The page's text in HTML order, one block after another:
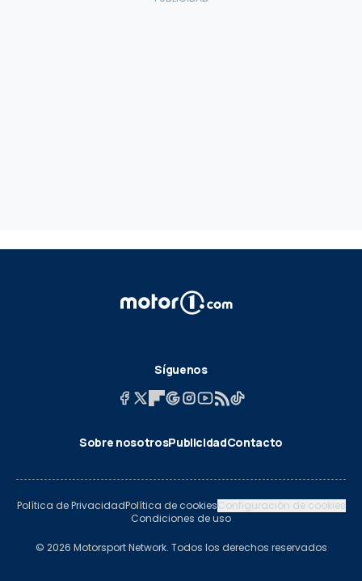
Síguenos
Sobre nosotrosPublicidadContacto
Política de PrivacidadPolítica de cookiesConfiguración de cookies
Condiciones de uso
© 2026 Motorsport Network. Todos los derechos reservados